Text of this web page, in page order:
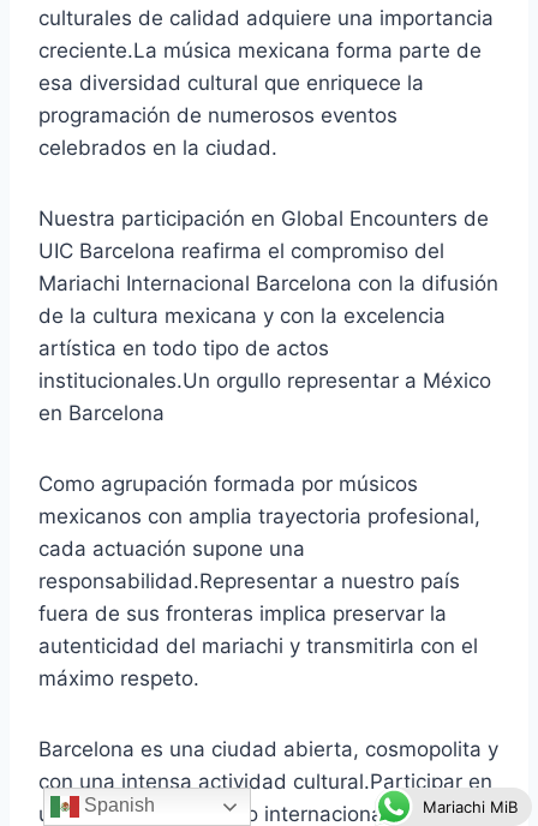
culturales de calidad adquiere una importancia
creciente.La música mexicana forma parte de
esa diversidad cultural que enriquece la
programación de numerosos eventos
celebrados en la ciudad.
Nuestra participación en Global Encounters de
UIC Barcelona reafirma el compromiso del
Mariachi Internacional Barcelona con la difusión
de la cultura mexicana y con la excelencia
artística en todo tipo de actos
institucionales.Un orgullo representar a México
en Barcelona
Como agrupación formada por músicos
mexicanos con amplia trayectoria profesional,
cada actuación supone una
responsabilidad.Representar a nuestro país
fuera de sus fronteras implica preservar la
autenticidad del mariachi y transmitirla con el
máximo respeto.
Barcelona es una ciudad abierta, cosmopolita y
con una intensa actividad cultural.Participar en
un evento universitario internacional dentro de
Spanish Mariachi MiB